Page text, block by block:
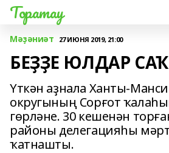
Торатау
Мәҙәниәт 27 ИЮНЯ 2019, 21:00
БЕҘҘЕ ЮЛДАР
Үткән аҙнала Ханты-
округының Сорғот
гөрләне. 30 кешенән
районы делегацияһы
ҡатнашты.